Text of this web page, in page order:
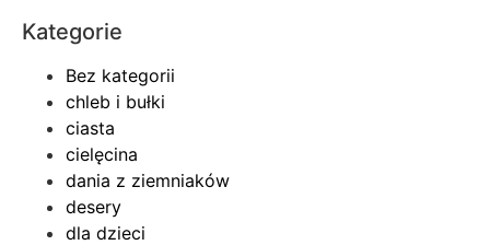
Kategorie
Bez kategorii
chleb i bułki
ciasta
cielęcina
dania z ziemniaków
desery
dla dzieci